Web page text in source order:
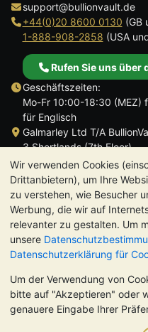
Wir verwenden Cookies
Drittanbietern), um Ihre
zu verstehen, wie Besucher
Werbung, die wir auf
relevanter zu gestalten. Um
unsere
Datenschutzerklärung für
Um der Verwendung von
bitte auf "Akzeptieren" oder
genauere Eingabe Ihrer
support@bullionvault.de
+44(0)20 8600 0130 (GB
1-888-908-2858 (USA
Rufen Sie uns über
Geschäftszeiten:
Mo-Fr 10:00-18:30 (MEZ)
für Englisch
Galmarley Ltd T/A
3 Shortlands (7th Floor)
Hammersmith
London
W6 8DA
Großbritannien
TrustScore 4.8 | 724
BITTE BEACHTEN SIE: Der
steigen als auch fallen.
für zukünftige